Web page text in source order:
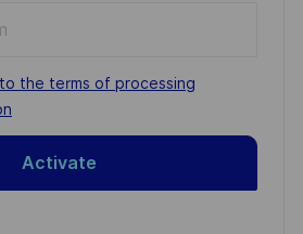
the terms of processing
Activate